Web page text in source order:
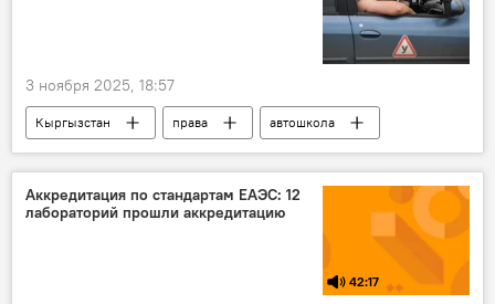
3 ноября 2025, 18:57
Кыргызстан права
автошкола
обучение
вождение
Управление делами президента КР
Аккредитация по стандартам ЕАЭС: 12
лабораторий прошли аккредитацию
42:17